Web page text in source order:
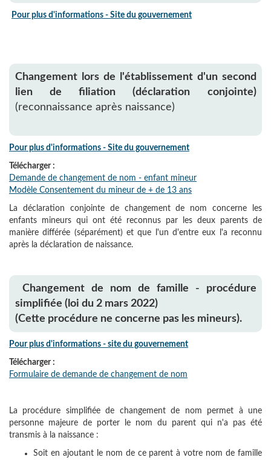
Pour plus d'informations - Site du gouvernement
Changement lors de l'établissement d'un second
lien de filiation (déclaration conjointe)
(reconnaissance après naissance)
Pour plus d'informations - Site du gouvernement
Télécharger :
Demande de changement de nom - enfant mineur
Modèle Consentement du mineur de + de 13 ans
La déclaration conjointe de changement de nom concerne les
enfants mineurs qui ont été reconnus par les deux parents de
manière différée (séparément) et que l'un d'entre eux l'a reconnu
après la déclaration de naissance.
Changement de nom de famille - procédure
simplifiée (loi du 2 mars 2022)
(Cette procédure ne concerne pas les mineurs).
Pour plus d'informations - site du gouvernement
Télécharger :
Formulaire de demande de changement de nom
La procédure simplifiée de changement de nom permet à une
personne majeure de porter le nom du parent qui n'a pas été
transmis à la naissance :
Soit en ajoutantle nom de ce parent à votre nom de famille